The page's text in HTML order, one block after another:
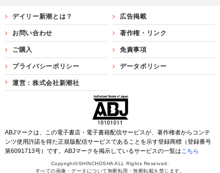
デイリー新潮とは？ 広告掲載
お問い合わせ 著作権・リンク
ご購入 免責事項
プライバシーポリシー データポリシー
運営：株式会社新潮社
ABJマークは、この電子書店・電子書籍配信サービスが、著作権者からコンテ
ンツ使用許諾を得た正規版配信サービスであることを示す登録商標（登録番号
第6091713号）です。ABJマークを掲示しているサービスの一覧はこちら
Copyright©SHINCHOSHA ALL Rights Reserved.
すべての画像・データについて無断転用・無断転載を禁じます。